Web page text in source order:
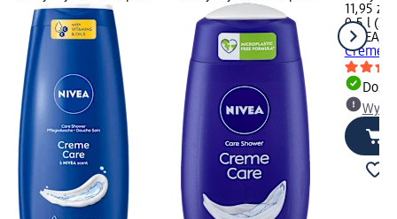
11,95 zł
0,5 l
NIVEA
Creme